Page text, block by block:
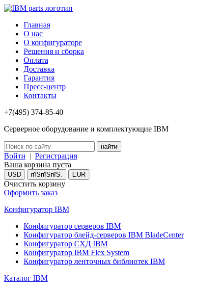
Главная
О нас
О конфигураторе
Решения и сборка
Оплата
Доставка
Гарантия
Пресс-центр
Контакты
+7(495) 374-85-40
Серверное оборудование и комплектующие IBM
Войти | Регистрация
Ваша корзина пуста
USD пїЅпїЅпїЅ. EUR
Очистить корзину
Оформить заказ
Конфигуратор IBM
Конфигуратор серверов IBM
Конфигуратор блейд-серверов IBM BladeCenter
Конфигуратор СХД IBM
Конфигуратор IBM Flex System
Конфигуратор ленточных библиотек IBM
Каталог IBM